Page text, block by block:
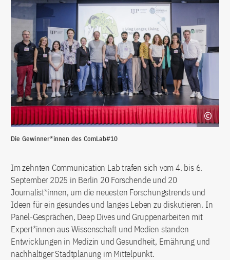
Die Gewinner*innen des ComLab#10
Im zehnten Communication Lab trafen sich vom 4. bis 6.
September 2025 in Berlin 20 Forschende und 20
Journalist*innen, um die neuesten Forschungstrends und
Ideen für ein gesundes und langes Leben zu diskutieren. In
Panel-Gesprächen, Deep Dives und Gruppenarbeiten mit
Expert*innen aus Wissenschaft und Medien standen
Entwicklungen in Medizin und Gesundheit, Ernährung und
nachhaltiger Stadtplanung im Mittelpunkt.